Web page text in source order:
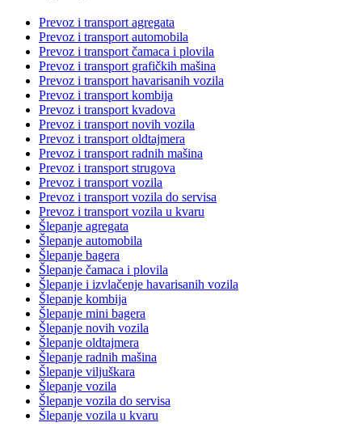
Prevoz i transport agregata
Prevoz i transport automobila
Prevoz i transport čamaca i plovila
Prevoz i transport grafičkih mašina
Prevoz i transport havarisanih vozila
Prevoz i transport kombija
Prevoz i transport kvadova
Prevoz i transport novih vozila
Prevoz i transport oldtajmera
Prevoz i transport radnih mašina
Prevoz i transport strugova
Prevoz i transport vozila
Prevoz i transport vozila do servisa
Prevoz i transport vozila u kvaru
Šlepanje agregata
Šlepanje automobila
Šlepanje bagera
Šlepanje čamaca i plovila
Šlepanje i izvlačenje havarisanih vozila
Šlepanje kombija
Šlepanje mini bagera
Šlepanje novih vozila
Šlepanje oldtajmera
Šlepanje radnih mašina
Šlepanje viljuškara
Šlepanje vozila
Šlepanje vozila do servisa
Šlepanje vozila u kvaru